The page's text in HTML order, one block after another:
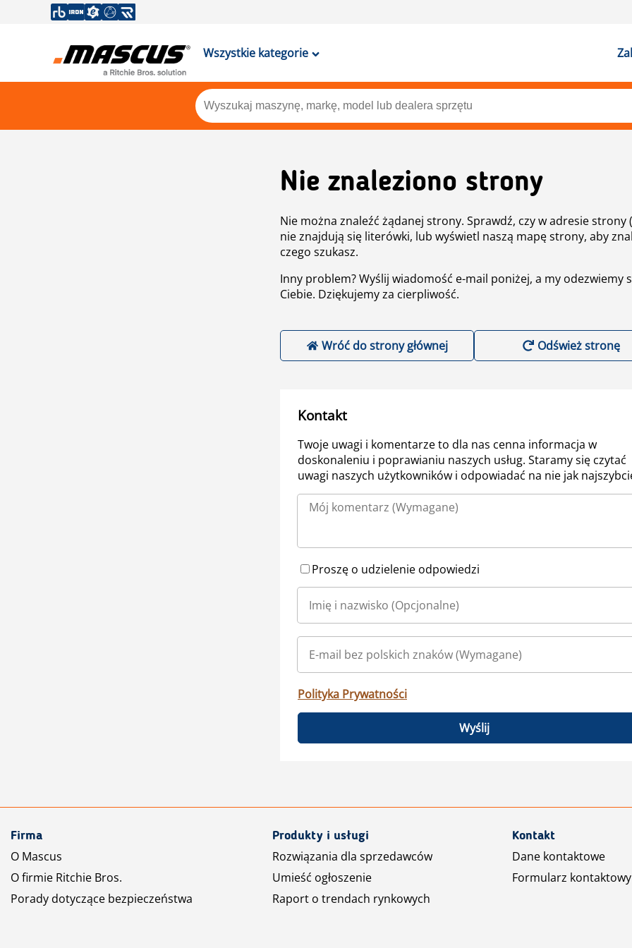
Wszystkie kategorie
Nie znaleziono strony
Nie można znaleźć żądanej strony. Sprawdź, czy w adresie strony
nie znajdują się literówki, lub wyświetl naszą mapę strony, aby
czego szukasz.
Inny problem? Wyślij wiadomość e-mail poniżej, a my odezwiemy
Ciebie. Dziękujemy za cierpliwość.
Wróć do strony głównej Odśwież stronę
Kontakt
Twoje uwagi i komentarze to dla nas cenna informacja w
doskonaleniu i poprawianiu naszych usług. Staramy się czytać
uwagi naszych użytkowników i odpowiadać na nie jak
Proszę o udzielenie odpowiedzi
Polityka Prywatności
Wyślij
Firma
O Mascus
O firmie Ritchie Bros.
Porady dotyczące bezpieczeństwa
Produkty i usługi
Rozwiązania dla sprzedawców
Umieść ogłoszenie
Raport o trendach rynkowych
Kontakt
Dane kontaktowe
Formularz kontaktowy